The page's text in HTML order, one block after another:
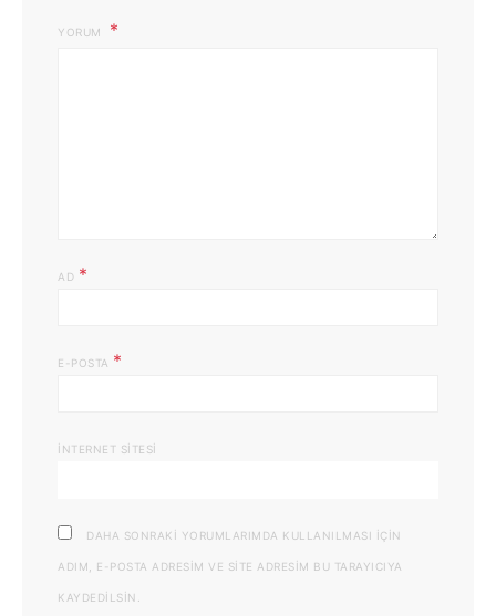
YORUM
AD *
E-POSTA *
İNTERNET SITESI
DAHA SONRAKI YORUMLARIMDA KULLANILMASI IÇIN
ADIM, E-POSTA ADRESIM VE SITE ADRESIM BU TARAYICIYA
KAYDEDILSIN.